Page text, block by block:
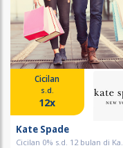
Cicilan
s.d.
12x
Kate Spade
Cicilan 0% s.d. 12 bulan di Ka...